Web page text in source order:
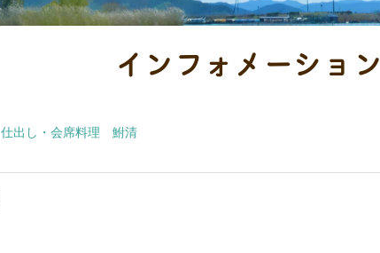
インフォメーション
仕出し・会席料理 鮒清